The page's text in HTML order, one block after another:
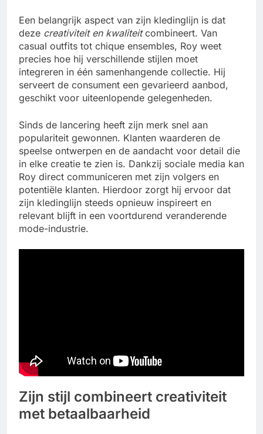
Een belangrijk aspect van zijn kledinglijn is dat
deze creativiteit en kwaliteitcombineert. Van
casual outfits tot chique ensembles, Roy weet
precies hoe hij verschillende stijlen moet
integreren in één samenhangende collectie. Hij
serveert de consument een gevarieerd aanbod,
geschikt voor uiteenlopende gelegenheden.
Sinds de lancering heeft zijn merk snel aan
populariteit gewonnen. Klanten waarderen de
speelse ontwerpen en de aandacht voor detail die
in elke creatie te zien is. Dankzij sociale media kan
Roy direct communiceren met zijn volgers en
potentiële klanten. Hierdoor zorgt hij ervoor dat
zijn kledinglijn steeds opnieuw inspireert en
relevant blijft in een voortdurend veranderende
mode-industrie.
Zijn stijl combineert creativiteit
met betaalbaarheid